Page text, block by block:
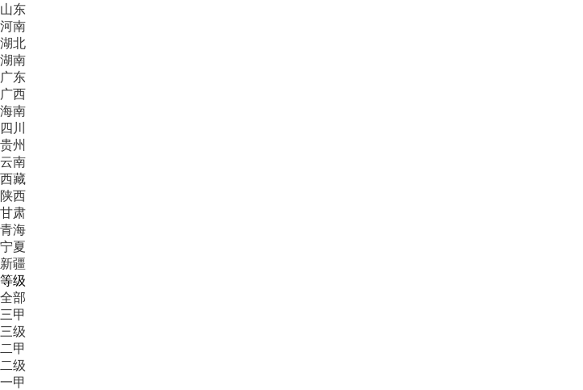
山东
河南
湖北
湖南
广东
广西
海南
四川
贵州
云南
西藏
陕西
甘肃
青海
宁夏
新疆
等级
全部
三甲
三级
二甲
二级
一甲